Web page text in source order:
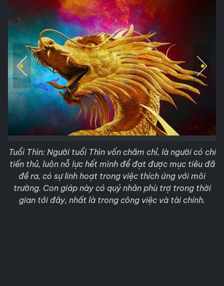
Tuổi Thìn: Người tuổi Thìn vốn chăm chỉ, là người có chí
tiến thủ, luôn nỗ lực hết mình để đạt được mục tiêu đã
đề ra, có sự linh hoạt trong việc thích ứng với môi
trường. Con giáp này có quý nhân phù trợ trong thời
gian tới đây, nhất là trong công việc và tài chính.